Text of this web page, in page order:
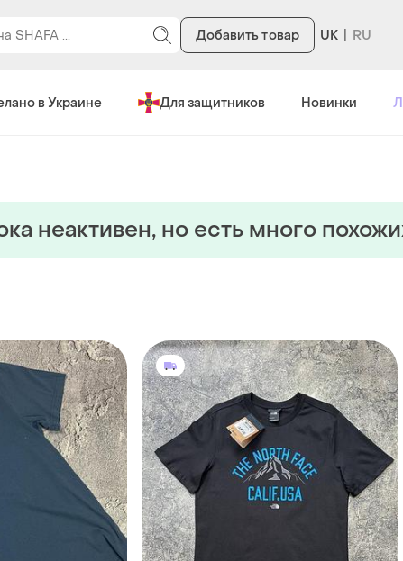
Добавить товар UK
в Украине Для защитников Новинки
неактивен, но есть много